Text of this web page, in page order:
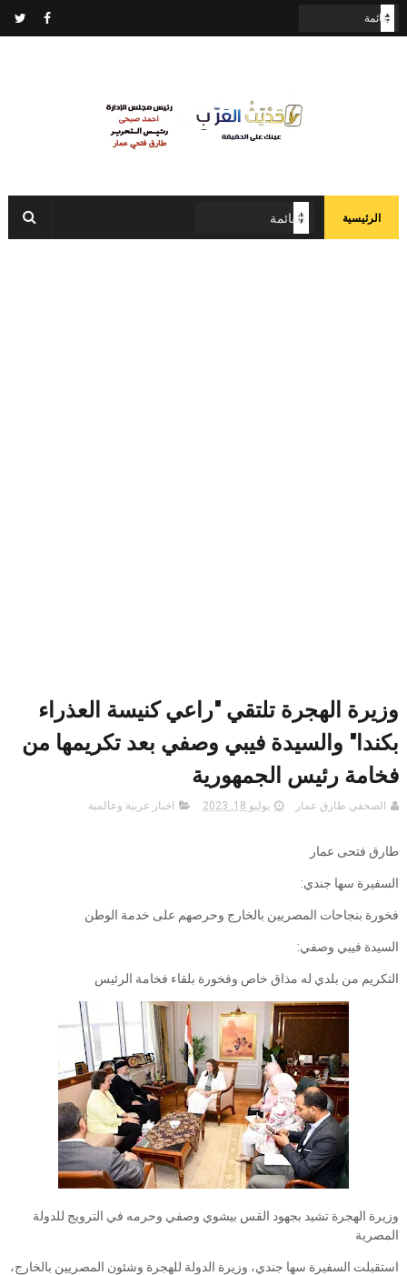
الرئيسية
وزيرة الهجرة تلتقي "راعي كنيسة العذراء
بكندا" والسيدة فيبي وصفي بعد تكريمها من
فخامة رئيس الجمهورية
الصحفي طارق عمار يوليو 18, 2023 اخبار عربية وعالمية
طارق فتحى عمار
السفيرة سها جندي:
فخورة بنجاحات المصريين بالخارج وحرصهم على خدمة الوطن
السيدة فيبي وصفي:
التكريم من بلدي له مذاق خاص وفخورة بلقاء فخامة الرئيس
وزيرة الهجرة تشيد بجهود القس بيشوي وصفي وحرمه في الترويج للدولة
المصرية
استقبلت السفيرة سها جندي، وزيرة الدولة للهجرة وشئون المصريين بالخارج،